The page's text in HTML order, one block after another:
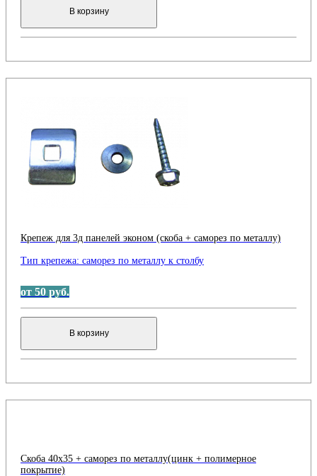
В корзину
Крепеж для 3д панелей эконом (скоба + саморез по металлу)
Тип крепежа: саморез по металлу к столбу
от 50 руб.
В корзину
Скоба 40х35 + саморез по металлу(цинк + полимерное
покрытие)